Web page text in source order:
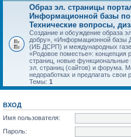
Образ эл. страницы
Информационной базы
Технические вопросы,
Создание и обсуждение образа
добру», «Информационной базы
(ИБ ДСРП) и международных
«Родовое поместье»: концепция
страниц, новые функциональные
эл. страниц (сайтов) и форума.
недоработках и предлагать свои
Темы: 1
ВХОД
Имя пользователя:
Пароль: